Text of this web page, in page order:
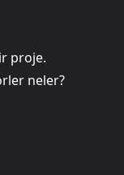
proje.
neler?